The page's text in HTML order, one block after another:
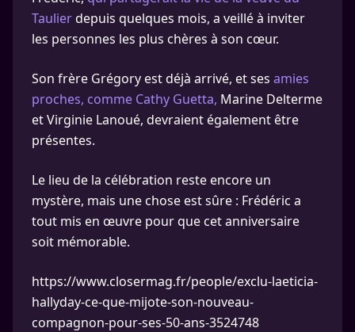
Taulierdepuis quelques mois, a veillé à inviter
les personnes les plus chères à son cœur.
Son frère Grégory est déjà arrivé, et ses amies
proches, comme Cathy Guetta, Marine Delterme
et Virginie Lanoué, devraient également être
présentes.
Le lieu de la célébration reste encore un
mystère, mais une chose est sûre : Frédéric a
tout mis en œuvre pour que cet anniversaire
soit mémorable.
https://www.closermag.fr/people/exclu-laeticia-
hallyday-ce-que-mijote-son-nouveau-
compagnon-pour-ses-50-ans-3524748